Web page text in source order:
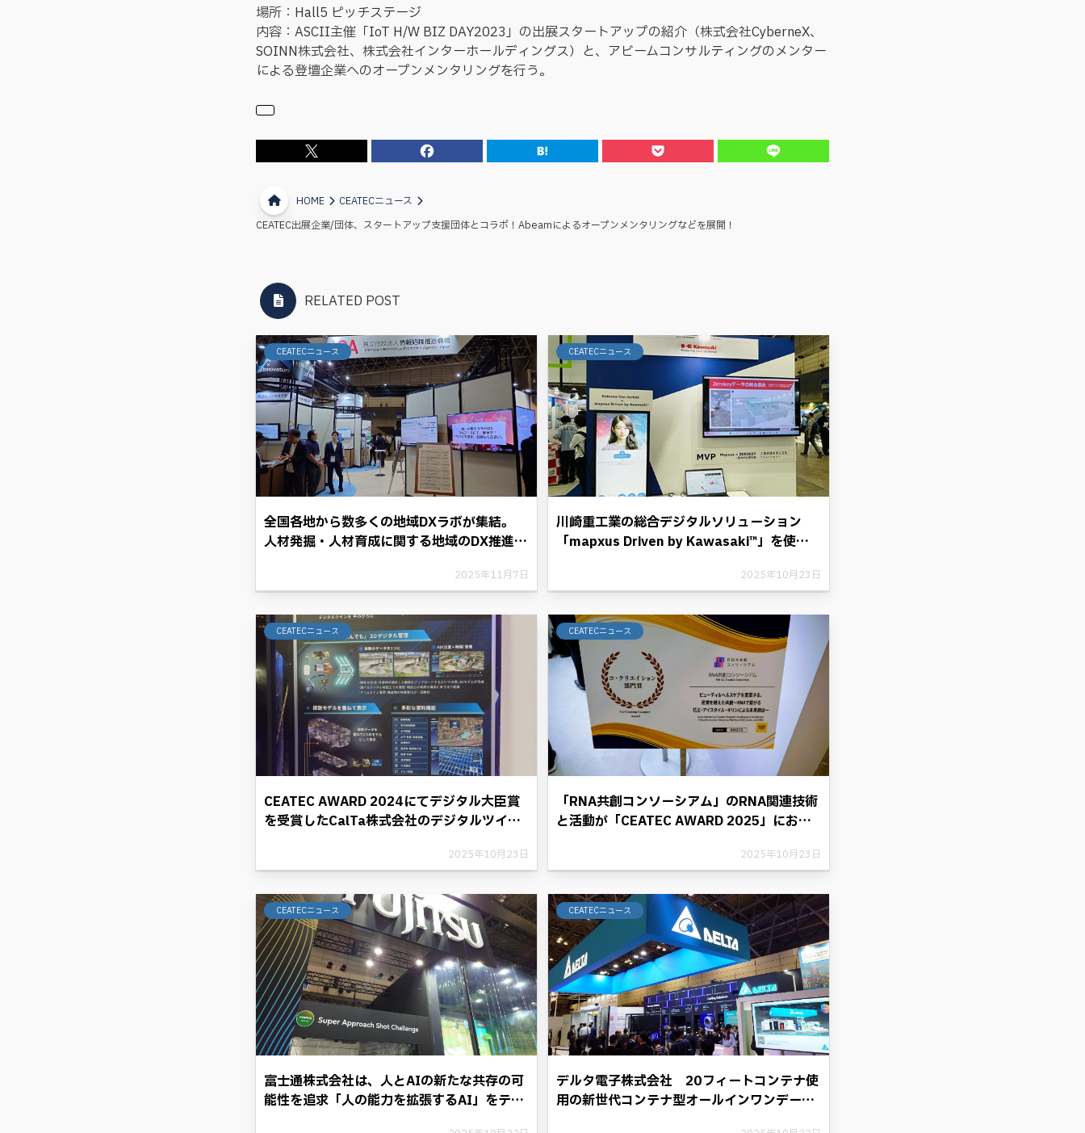
場所：Hall5 ピッチステージ
内容：ASCII主催「IoT H/W BIZ DAY2023」の出展スタートアップの紹介（株式会社CyberneX、
SOINN株式会社、株式会社インターホールディングス）と、アビームコンサルティングのメンター
による登壇企業へのオープンメンタリングを行う。
HOME
CEATECニュース
CEATEC出展企業/団体、スタートアップ支援団体とコラボ！Abeamによるオープンメンタリングなどを展開！
RELATED POST
CEATECニュース
全国各地から数多くの地域DXラボが集結。
人材発掘・人材育成に関する地域のDX推進の
2025年11月7日
CEATECニュース
川崎重工業の総合デジタルソリューション
「mapxus Driven by Kawasaki™」を使っ
2025年10月23日
CEATECニュース
CEATEC AWARD 2024にてデジタル大臣賞
を受賞したCalTa株式会社のデジタルツイン
が困難な空間を3D化することにより、デジタ
2025年10月23日
CEATECニュース
「RNA共創コンソーシアム」のRNA関連技術
と活動が「CEATEC AWARD 2025」におい
アイスタイル、キリンが描くRNAテクノロジ
2025年10月23日
CEATECニュース
富士通株式会社は、人とAIの新たな共存の可
能性を追求「人の能力を拡張するAI」をテー
CEATECニュース
デルタ電子株式会社 20フィートコンテナ使
用の新世代コンテナ型オールインワンデータ